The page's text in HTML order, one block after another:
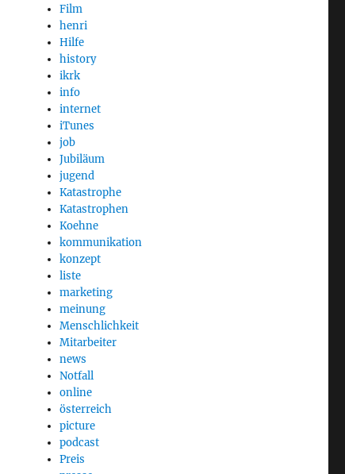
Film
henri
Hilfe
history
ikrk
info
internet
iTunes
job
Jubiläum
jugend
Katastrophe
Katastrophen
Koehne
kommunikation
konzept
liste
marketing
meinung
Menschlichkeit
Mitarbeiter
news
Notfall
online
österreich
picture
podcast
Preis